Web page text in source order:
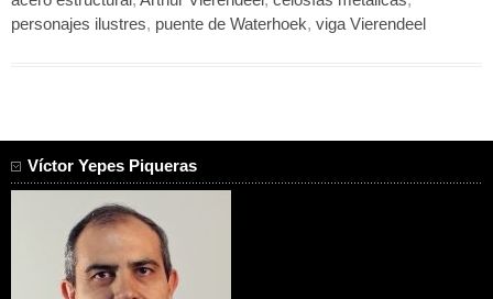
personajes ilustres, puente de Waterhoek, viga Vierendeel
Víctor Yepes Piqueras